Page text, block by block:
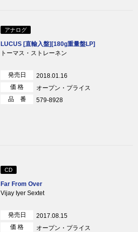
アナログ
LUCUS [直輸入盤][180g重量盤LP]
トーマス・ストレーネン
発売日
2018.01.16
価 格
オープン・プライス
品 番
579-8928
CD
Far From Over
Vijay Iyer Sextet
発売日
2017.08.15
価 格
オープン・プライス